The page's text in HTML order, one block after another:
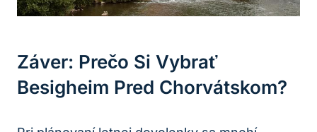
Záver: Prečo Si Vybrať
Besigheim Pred Chorvátskom?